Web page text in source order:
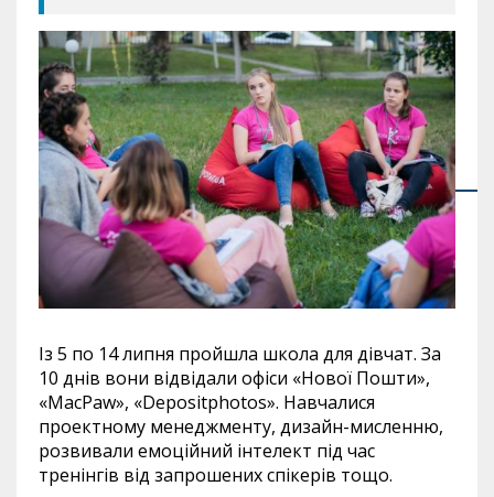
Із 5 по 14 липня пройшла школа для дівчат. За
10 днів вони відвідали офіси «Нової Пошти»,
«MacPaw», «Depositphotos». Навчалися
проектному менеджменту, дизайн-мисленню,
розвивали емоційний інтелект під час
тренінгів від запрошених спікерів тощо.